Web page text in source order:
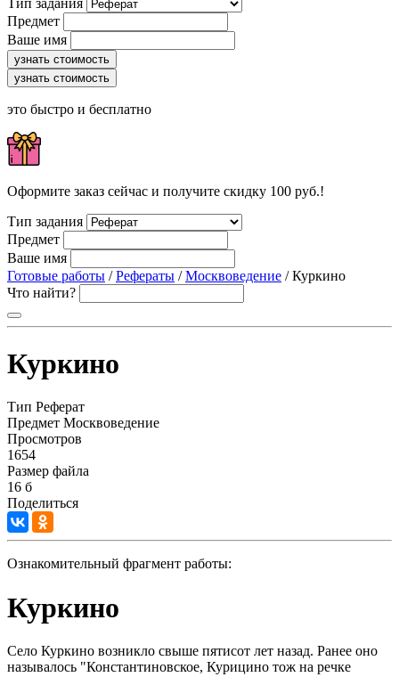
Тип задания
Предмет
Ваше имя
узнать стоимость
узнать стоимость
это быстро и бесплатно
Оформите заказ сейчас и получите скидку 100 руб.!
Тип задания
Предмет
Ваше имя
Готовые работы /Рефераты /Москвоведение / Куркино
Что найти?
Куркино
Тип Реферат
Предмет Москвоведение
Просмотров
1654
Размер файла
16 б
Поделиться
Ознакомительный фрагмент работы:
Куркино
Село Куркино возникло свыше пятисот лет назад. Ранее оно
называлось "Константиновское, Курицино тож на речке